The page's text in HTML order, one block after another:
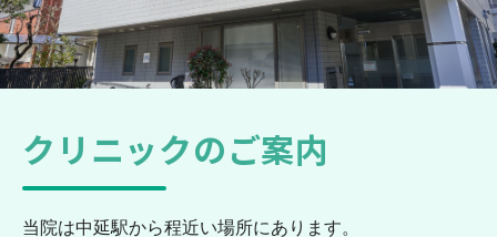
クリニックのご案内
当院は中延駅から程近い場所にあります。